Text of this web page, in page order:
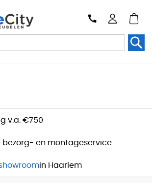
v.a. €750
bezorg- en montageservice
in Haarlem